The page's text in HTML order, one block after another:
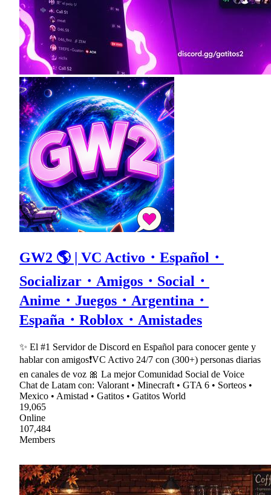
GW2 🌎 | VC Activo・Español・
Socializar・Amigos・Social・
Anime・Juegos・Argentina・
España・Roblox・Amistades
✨ El #1 Servidor de Discord en Español para conocer gente y
hablar con amigos❗VC Activo 24/7 con (300+) personas diarias
en canales de voz 🎀 La mejor Comunidad Social de Voice
Chat de Latam con: Valorant • Minecraft • GTA 6 • Sorteos •
Mexico • Amistad • Gatitos • Gatitos World
19,065
Online
107,484
Members